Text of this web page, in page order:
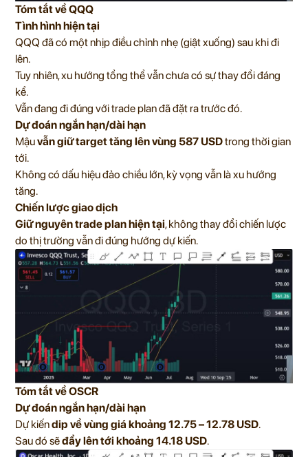
Tóm tắt về QQQ
Tình hình hiện tại
QQQ đã có một nhịp điều chỉnh nhẹ (giật xuống) sau khi đi
lên.
Tuy nhiên, xu hướng tổng thể vẫn chưa có sự thay đổi đáng
kể.
Vẫn đang đi đúng với trade plan đã đặt ra trước đó.
Dự đoán ngắn hạn/dài hạn
Mậuvẫn giữ target tăng lên vùng 587 USDtrong thời gian
tới.
Không có dấu hiệu đảo chiều lớn, kỳ vọng vẫn là xu hướng
tăng.
Chiến lược giao dịch
Giữ nguyên trade plan hiện tại, không thay đổi chiến lược
do thị trường vẫn đi đúng hướng dự kiến.
Tóm tắt về OSCR
Dự đoán ngắn hạn/dài hạn
Dự kiếndip về vùng giá khoảng 12.75 – 12.78 USD.
Sau đó sẽđẩy lên tới khoảng 14.18 USD.